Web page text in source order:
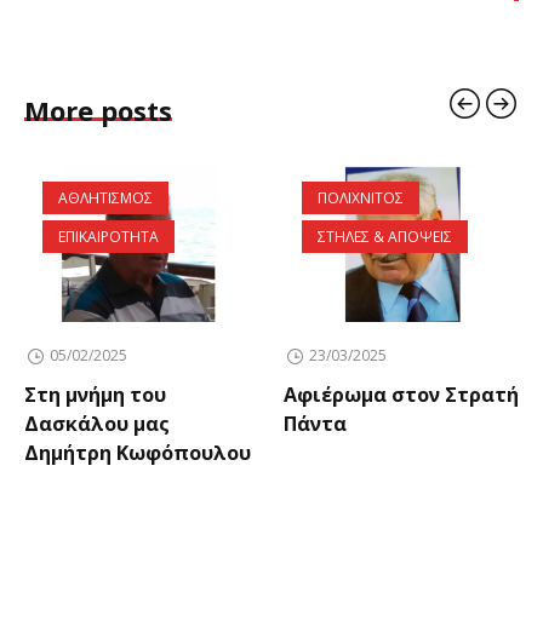
More posts
ΑΘΛΗΤΙΣΜΟΣ
ΕΠΙΚΑΙΡΟΤΗΤΑ
05/02/2025
Στη μνήμη του
Δασκάλου μας
Δημήτρη Κωφόπουλου
ΠΟΛΙΧΝΙΤΟΣ
ΣΤΗΛΕΣ & ΑΠΟΨΕΙΣ
23/03/2025
Αφιέρωμα στον Στρατή
Πάντα